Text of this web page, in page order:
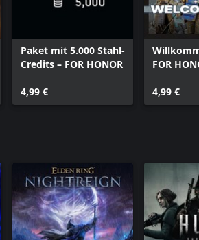
Paket mit 5.000 Stahl-
Credits – FOR HONOR
4,99 €
FOR
4,99 €